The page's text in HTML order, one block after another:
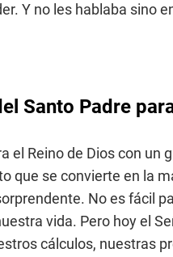
Y no les hablaba sino
Santo Padre
el Reino de Dios con un
que se convierte en la
No es fácil
vida. Pero hoy el
cálculos, nuestras